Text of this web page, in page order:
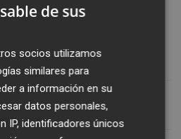
dos en la Marina del
aproximadamente
cada día.
de sus
socios utilizamos
similares para
a información en su
datos personales,
IP, identificadores únicos